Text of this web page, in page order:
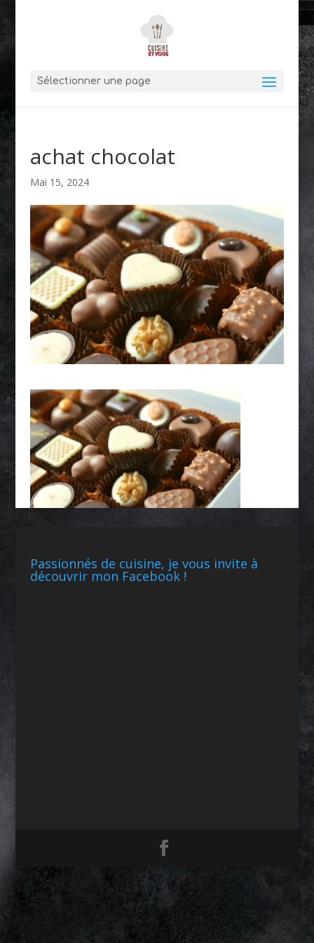
Sélectionner une page
achat chocolat
Mai 15, 2024
Passionnés de cuisine, je vous invite à
découvrir mon Facebook !